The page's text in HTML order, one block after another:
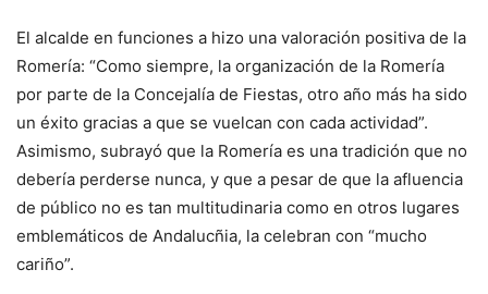
El alcalde en funciones a hizo una valoración positiva de la
Romería: “Como siempre, la organización de la Romería
por parte de la Concejalía de Fiestas, otro año más ha sido
un éxito gracias a que se vuelcan con cada actividad”.
Asimismo, subrayó que la Romería es una tradición que no
debería perderse nunca, y que a pesar de que la afluencia
de público no es tan multitudinaria como en otros lugares
emblemáticos de Andalucñia, la celebran con “mucho
cariño”.